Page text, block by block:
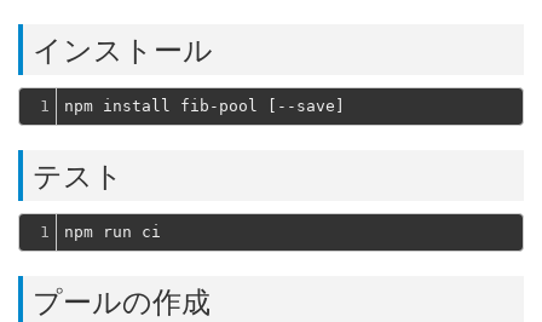
インストール
1
テスト
1
プールの作成